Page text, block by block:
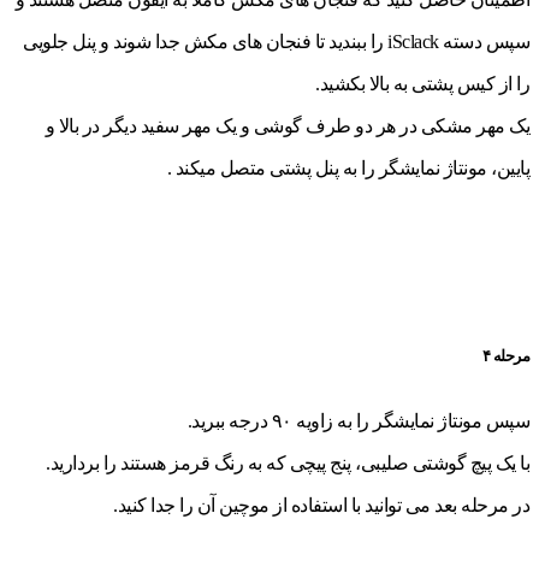
سپس دسته iSclack را ببندید تا فنجان های مکش جدا شوند و پنل جلویی
را از کیس پشتی به بالا بکشید.
یک مهر مشکی در هر دو طرف گوشی و یک مهر سفید دیگر در بالا و
پایین، مونتاژ نمایشگر را به پنل پشتی متصل میکند .
مرحله ۴
سپس مونتاژ نمایشگر را به زاویه ۹۰ درجه ببرید.
با یک پیچ گوشتی صلیبی، پنج پیچی که به رنگ قرمز هستند را بردارید.
در مرحله بعد می توانید با استفاده از موچین آن را جدا کنید.